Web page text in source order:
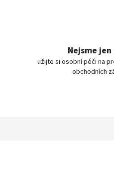
Nejsme
užijte si osobní péči na
obchodních